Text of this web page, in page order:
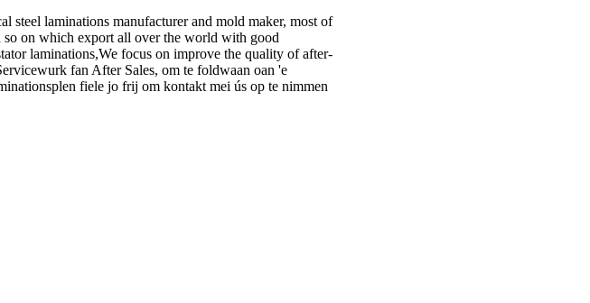
steel laminations manufacturer and mold maker, most of
on which export all over the world with good
laminations,We focus on improve the quality of after-
fan After Sales, om te foldwaan oan 'e
fiele jo frij om kontakt mei ús op te nimmen